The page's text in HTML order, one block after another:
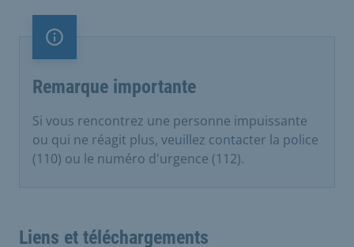
Remarque importante
Remarque importante
Si vous rencontrez une personne impuissante
ou qui ne réagit plus, veuillez contacter la police
(110) ou le numéro d'urgence (112).
Liens et téléchargements